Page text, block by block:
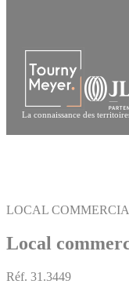
La connaissance des
LOCAL
Local
Réf. 31.3449